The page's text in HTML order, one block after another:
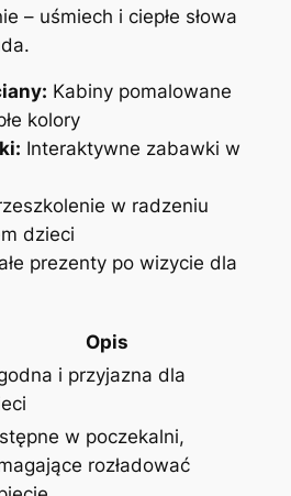
– uśmiech i ciepłe słowa
Kabiny pomalowane
kolory
Interaktywne zabawki w
w radzeniu
dzieci
prezenty po wizycie dla
Opis
i przyjazna dla
w poczekalni,
rozładować